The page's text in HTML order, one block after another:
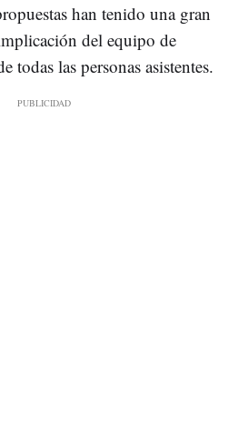
han tenido una gran
del equipo de
todas las personas asistentes.